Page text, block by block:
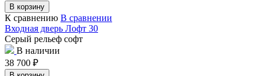
В корзину
К сравнению В сравнении
Входная дверь Лофт 30
Серый рельеф софт
В наличии
38 700 ₽